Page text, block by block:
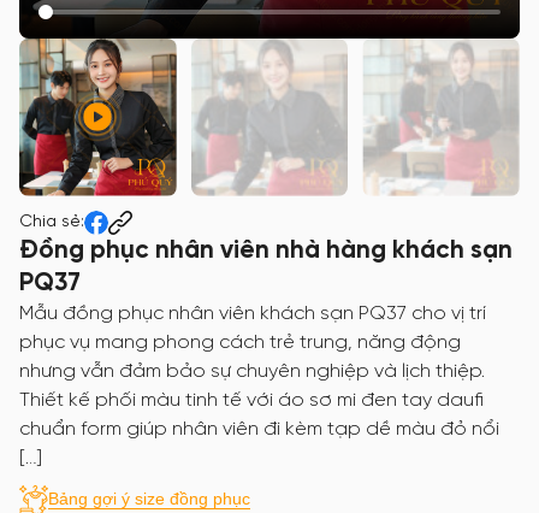
Chia sẻ:
Đồng phục nhân viên nhà hàng khách sạn
PQ37
Mẫu đồng phục nhân viên khách sạn PQ37 cho vị trí
phục vụ mang phong cách trẻ trung, năng động
nhưng vẫn đảm bảo sự chuyên nghiệp và lịch thiệp.
Thiết kế phối màu tinh tế với áo sơ mi đen tay daufi
chuẩn form giúp nhân viên đi kèm tạp dề màu đỏ nổi
[…]
Bảng gợi ý size đồng phục